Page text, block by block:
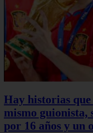
Hay historias
mismo guionista,
por 16 años y un